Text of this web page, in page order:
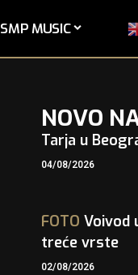
SMP MUSIC
NOVO
Tarja u
04/08/2026
FOTO Voivod
treće vrste
02/08/2026